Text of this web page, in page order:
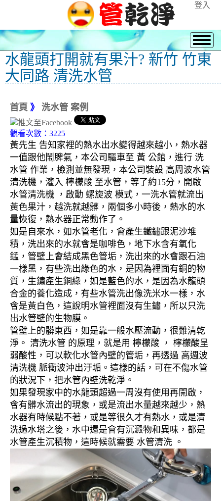
登入
水龍頭打開就有果汁? 新竹 竹東
大同路 清洗水管
首頁 》 洗水管 案例
觀看次數：3225
黃先生 告知家裡的熱水出水變得越來越小，熱水器
一值跟他鬧脾氣，本公司驅車至 黃 公館，進行 洗
水管 作業，檢測並無發現，本公司裝設 高周波水管
清洗機，灌入 檸檬酸 至水管，等了約15分，開啟
水管清洗機 ，啟動 螺旋波 模式，一洗水管就流出
黃色果汁，越洗就越髒，兩個多小時後，熱水的水
量恢復，熱水器正常動作了。
如是自來水，如水管老化，會產生鐵鏽跟泥沙堆
積，洗出來的水就會是咖啡色，地下水含有氧化
錳，管壁上會結成黑色管垢，洗出來的水會跟石油
一樣黑，有些洗出綠色的水，是因為裡面有銅的物
質，生鏽產生銅綠，如是藍色的水，是因為水龍頭
合金的養化造成，有些水管洗出像洗米水一樣，水
會是黃白色，這說明水管裡面沒有生鏽，所以只洗
出水管壁的生物膜。
管壁上的髒東西，如是靠一般水壓流動，很難清乾
淨。 清洗水管 的原理，就是用 檸檬酸 ， 檸檬酸呈
弱酸性，可以軟化水管內壁的管垢，再透過 高週波
清洗機 脈衝波沖出汙垢。這樣的話，可在不傷水管
的狀況下，把水管內壁洗乾淨。
如果發現家中的水龍頭超過一周沒有使用再開啟，
會有髒水流出的現象，或是流出水量越來越少，熱
水器有時候點不著，或是等很久才有熱水，或是清
洗過水塔之後，水中還是會有沉澱物和異味，都是
水管產生沉積物，這時候就需要 水管清洗 。